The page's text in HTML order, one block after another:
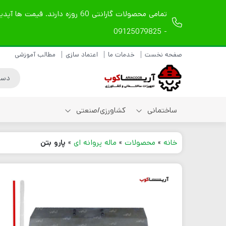
- 09125079825
صفحه نخست خدمات ما اعتماد سازی مطالب آموزشی
ساختمانی
شیلنگ ویبراتور دریلی
شیلنگ ویبراتور
لوازم یدکی شیلنگ
ویبراتور
کشاورزی/صنعتی
خانه » محصولات » ماله پروانه ای » پارو بتن